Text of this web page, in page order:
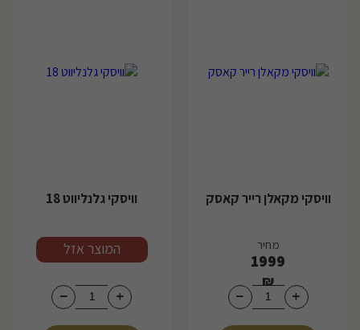
וויסקי מקאלן רייר קאסק
מחיר
1999
₪
וויסקי גלנליווט 18
מחיר
המוצר אזל